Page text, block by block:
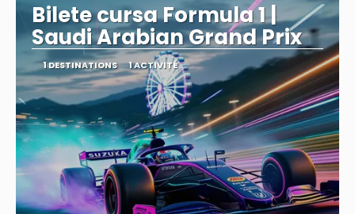
Bilete cursa Formula 1 |
Saudi Arabian Grand Prix
1 DESTINATIONS 1 ACTIVITÉ